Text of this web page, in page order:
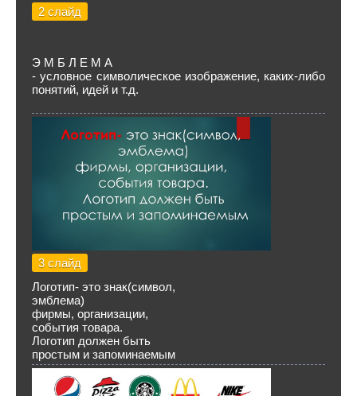
2 слайд
Э М Б Л Е М А
- условное символическое изображение, каких-либо
понятий, идей и т.д.
3 слайд
Логотип- это знак(символ,
эмблема)
фирмы, организации,
события товара.
Логотип должен быть
простым и запоминаемым